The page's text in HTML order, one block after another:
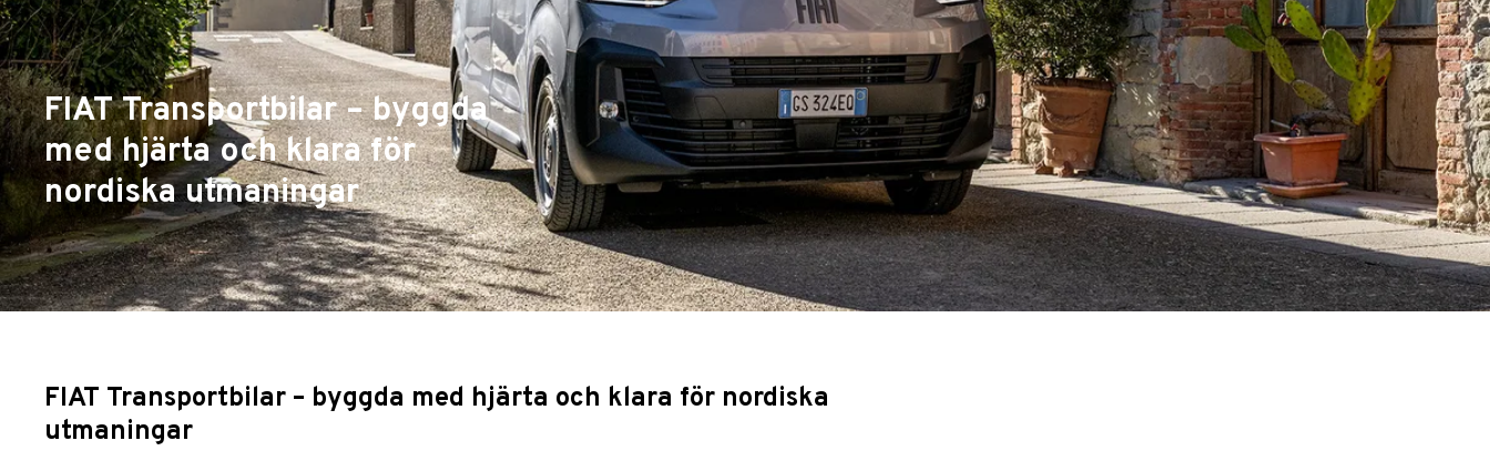
FIAT Transportbilar – byggda
med hjärta och klara för
nordiska utmaningar
FIAT Transportbilar – byggda med hjärta och klara för nordiska
utmaningar